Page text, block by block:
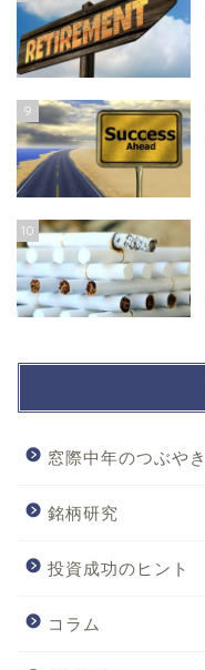
9
10
窓際中年のつぶやき
銘柄研究
投資成功のヒント
コラム